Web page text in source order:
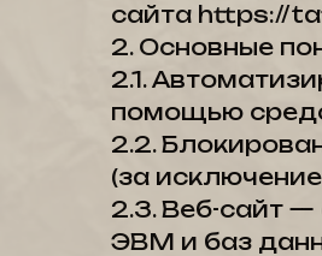
сайта https://
2. Основные
2.1.
помощью
2.2.
(за
2.3. Веб-сайт
ЭВМ и баз